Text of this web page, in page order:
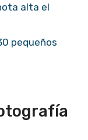
alta el
pequeños